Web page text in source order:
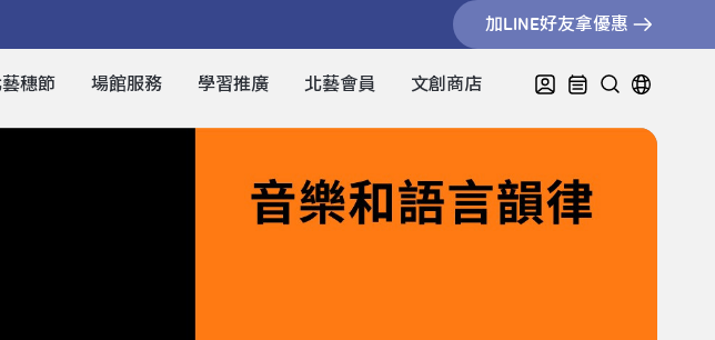
加LINE好友拿優惠
穗節 場館服務 學習推廣 北藝會員 文創商店